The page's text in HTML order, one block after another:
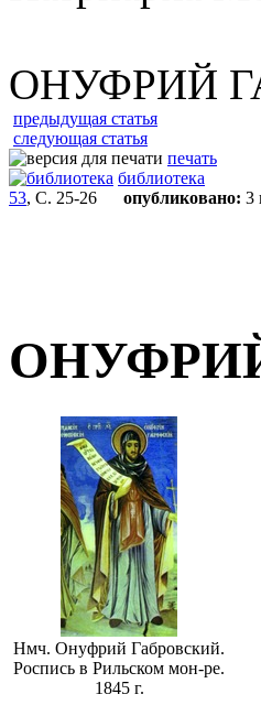
ОНУФРИЙ
предыдущая статья
следующая статья
печать
библиотека
53, С. 25-26 опубликовано: 3
Нмч. Онуфрий Габровский.
Роспись в Рильском мон-ре.
1845 г.